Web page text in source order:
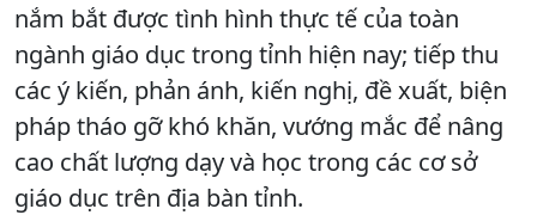
nắm bắt được tình hình thực tế của toàn
ngành giáo dục trong tỉnh hiện nay; tiếp thu
các ý kiến, phản ánh, kiến nghị, đề xuất, biện
pháp tháo gỡ khó khăn, vướng mắc để nâng
cao chất lượng dạy và học trong các cơ sở
giáo dục trên địa bàn tỉnh.